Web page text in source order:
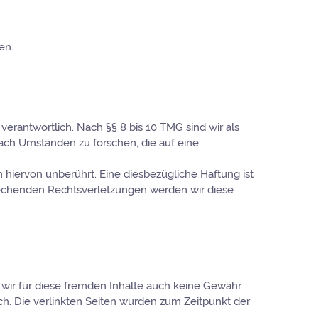
Nach §§ 8 bis 10 TMG sind wir als
Umständen zu forschen, die auf eine
unberührt. Eine diesbezügliche Haftung ist
Rechtsverletzungen werden wir diese
für diese fremden Inhalte auch keine Gewähr
Die verlinkten Seiten wurden zum Zeitpunkt der